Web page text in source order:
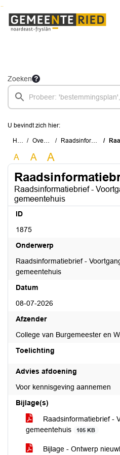
Zoeken
U bevindt zich hier:
Home Overzichten Raadsinformatiebrieven
A A A
Raadsinformatiebrief -
gemeentehuis
ID
1875
Onderwerp
Raadsinformatiebrief -
gemeentehuis
Datum
08-07-2026
Afzender
College van Burgemeester en
Toelichting
Advies afdoening
Voor kennisgeving aannemen
Bijlage(s)
Raadsinformatiebrief -
gemeentehuis
105 KB
Bijlage - Ontwerp